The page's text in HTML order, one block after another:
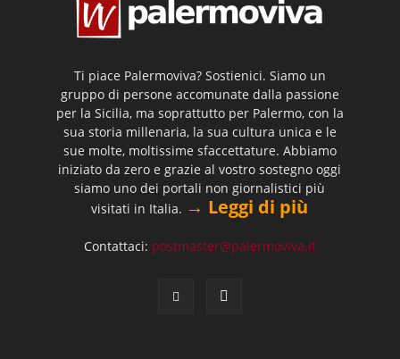
Ti piace Palermoviva? Sostienici. Siamo un
gruppo di persone accomunate dalla passione
per la Sicilia, ma soprattutto per Palermo, con la
sua storia millenaria, la sua cultura unica e le
sue molte, moltissime sfaccettature. Abbiamo
iniziato da zero e grazie al vostro sostegno oggi
siamo uno dei portali non giornalistici più
visitati in Italia. → Leggi di più
Contattaci: postmaster@palermoviva.it